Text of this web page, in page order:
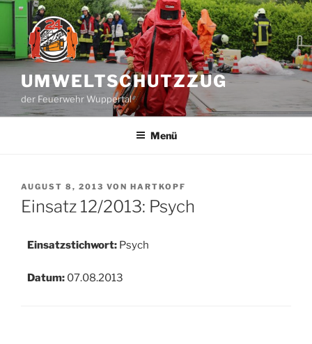
Zum
springen
UMWELTSCHUTZZUG
der Feuerwehr Wuppertal
Menü
VERÖFFENTLICHT
AM
AUGUST 8, 2013 VON HARTKOPF
Einsatz 12/2013: Psych
Einsatzstichwort: Psych
Datum: 07.08.2013